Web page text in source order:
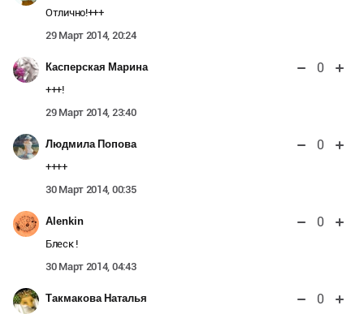
Отлично!+++
29 Март 2014, 20:24
Касперская Марина 0
+++!
29 Март 2014, 23:40
Людмила Попова 0
++++
30 Март 2014, 00:35
Alenkin 0
Блеск !
30 Март 2014, 04:43
Такмакова Наталья 0